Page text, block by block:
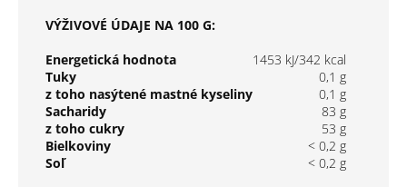
VÝŽIVOVÉ ÚDAJE NA 100 G:
Energetická hodnota
1453 kJ/342 kcal
Tuky
0,1 g
z toho nasýtené mastné kyseliny
0,1 g
Sacharidy
83 g
z toho cukry
53 g
Bielkoviny
< 0,2 g
Soľ
< 0,2 g